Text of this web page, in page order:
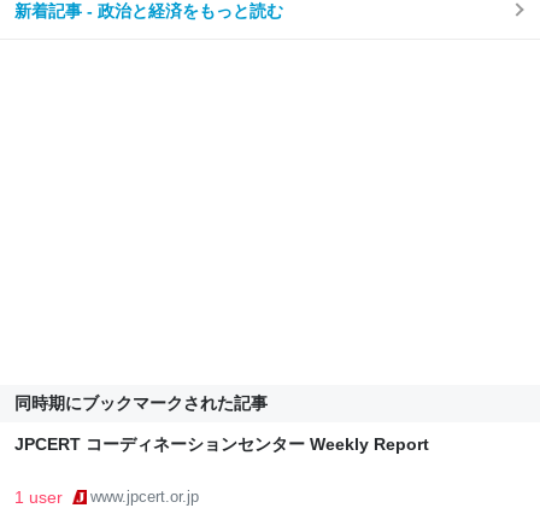
新着記事 - 政治と経済をもっと読む
同時期にブックマークされた記事
JPCERT コーディネーションセンター Weekly Report
1 user www.jpcert.or.jp